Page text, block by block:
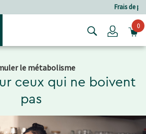
de page
port à partir de CHF 80.‒
Login0
le métabolisme
ceux qui ne boivent
pas